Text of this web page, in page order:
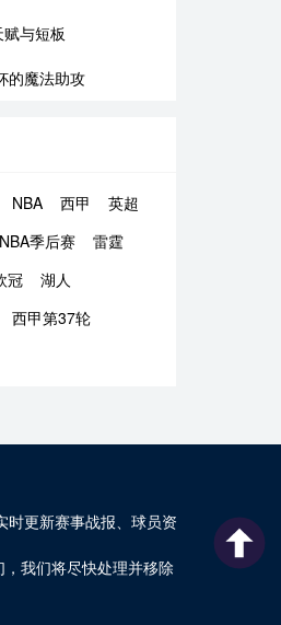
与短板
的魔法助攻
NBA 西甲
英超
NBA季后赛
雷霆
冠
湖人
西甲第37轮
时更新赛事战报、球员资
我们将尽快处理并移除